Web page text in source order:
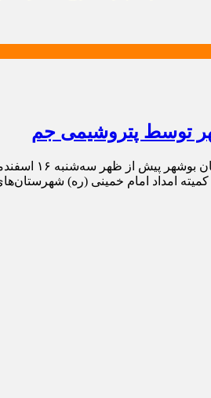
امداد امام خمینی (ره)